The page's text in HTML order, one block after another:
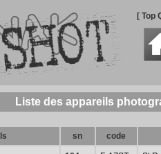
[ Top
Liste des appareils
sn code